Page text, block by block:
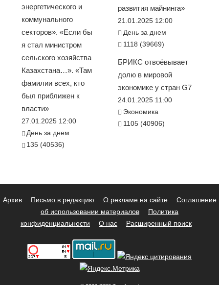
энергетического и
коммунального
секторов». «Если бы
я стал министром
сельского хозяйства
Казахстана…». «Там
фамилии всех, кто
был приближен к
власти»
27.01.2025 12:00
День за днем
135 (40536)
развития майнинга»
21.01.2025 12:00
День за днем
1118 (39669)
БРИКС отвоёвывает
долю в мировой
экономике у стран G7
24.01.2025 11:00
Экономика
1105 (40906)
Архив Письмо в редакцию О рекламе на сайте
Соглашение
об использовании материалов
Политика
конфиденциальности
О нас Расширенный поиск